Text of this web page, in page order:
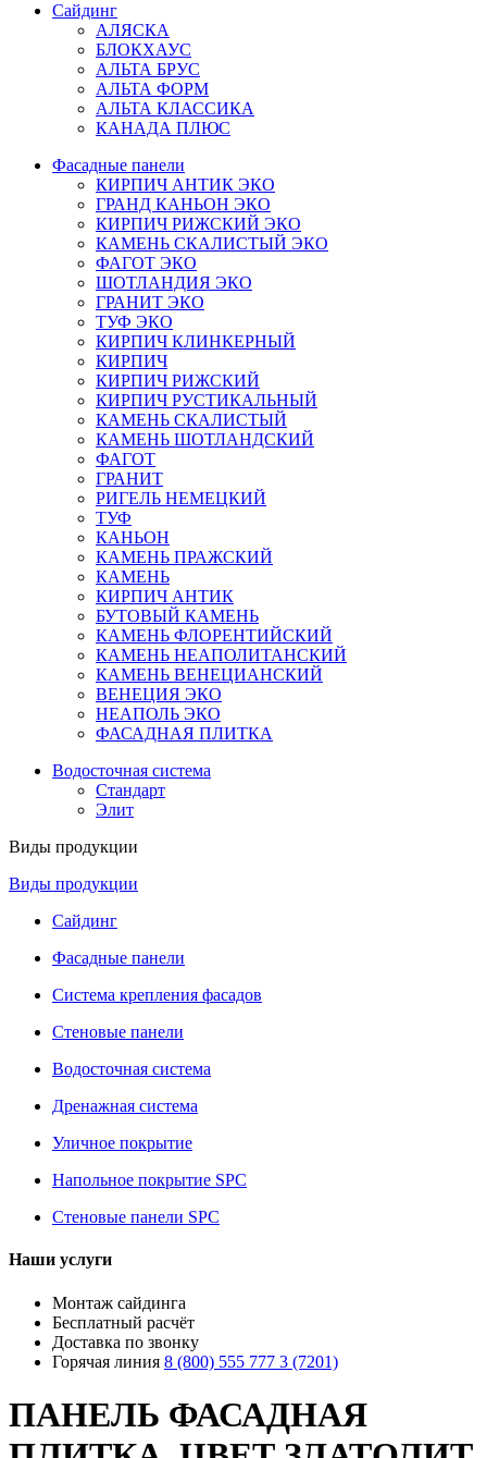
Сайдинг
АЛЯСКА
БЛОКХАУС
АЛЬТА БРУС
АЛЬТА ФОРМ
АЛЬТА КЛАССИКА
КАНАДА ПЛЮС
Фасадные панели
КИРПИЧ АНТИК ЭКО
ГРАНД КАНЬОН ЭКО
КИРПИЧ РИЖСКИЙ ЭКО
КАМЕНЬ СКАЛИСТЫЙ ЭКО
ФАГОТ ЭКО
ШОТЛАНДИЯ ЭКО
ГРАНИТ ЭКО
ТУФ ЭКО
КИРПИЧ КЛИНКЕРНЫЙ
КИРПИЧ
КИРПИЧ РИЖСКИЙ
КИРПИЧ РУСТИКАЛЬНЫЙ
КАМЕНЬ СКАЛИСТЫЙ
КАМЕНЬ ШОТЛАНДСКИЙ
ФАГОТ
ГРАНИТ
РИГЕЛЬ НЕМЕЦКИЙ
ТУФ
КАНЬОН
КАМЕНЬ ПРАЖСКИЙ
КАМЕНЬ
КИРПИЧ АНТИК
БУТОВЫЙ КАМЕНЬ
КАМЕНЬ ФЛОРЕНТИЙСКИЙ
КАМЕНЬ НЕАПОЛИТАНСКИЙ
КАМЕНЬ ВЕНЕЦИАНСКИЙ
ВЕНЕЦИЯ ЭКО
НЕАПОЛЬ ЭКО
ФАСАДНАЯ ПЛИТКА
Водосточная система
Стандарт
Элит
Виды продукции
Виды продукции
Сайдинг
Фасадные панели
Система крепления фасадов
Стеновые панели
Водосточная система
Дренажная система
Уличное покрытие
Напольное покрытие SPC
Стеновые панели SPC
Наши услуги
Монтаж сайдинга
Бесплатный расчёт
Доставка по звонку
Горячая линия 8 (800) 555 777 3 (7201)
ПАНЕЛЬ ФАСАДНАЯ